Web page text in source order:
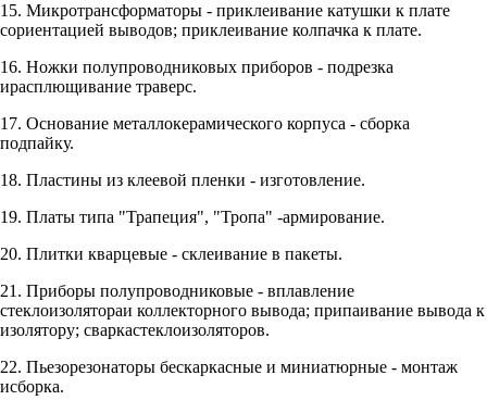
15. Микротрансформаторы - приклеивание катушки к плате
сориентацией выводов; приклеивание колпачка к плате.
16. Ножки полупроводниковых приборов - подрезка
ирасплющивание траверс.
17. Основание металлокерамического корпуса - сборка
подпайку.
18. Пластины из клеевой пленки - изготовление.
19. Платы типа "Трапеция", "Тропа" -армирование.
20. Плитки кварцевые - склеивание в пакеты.
21. Приборы полупроводниковые - вплавление
стеклоизолятораи коллекторного вывода; припаивание вывода к
изолятору; сваркастеклоизоляторов.
22. Пьезорезонаторы бескаркасные и миниатюрные - монтаж
исборка.